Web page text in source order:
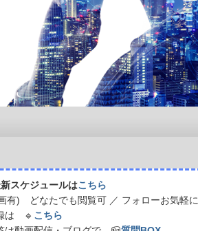
スケジュールはこちら
有) どなたでも閲覧可 ／ フォローお気軽に
は 🔹 こちら